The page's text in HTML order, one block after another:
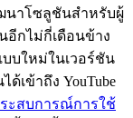
นาโซลูชันสำหรับผู้
อีกไม่กี่เดือนข้าง
บใหม่ในเวอร์ชัน
เข้าถึง YouTube
ะสบการณ์การใช้